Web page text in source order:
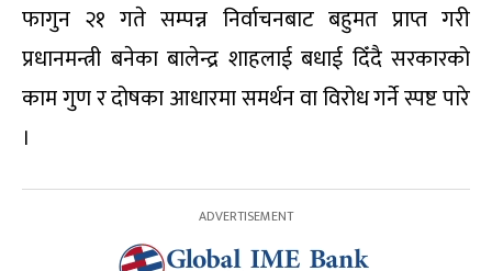
फागुन २१ गते सम्पन्न निर्वाचनबाट बहुमत प्राप्त गरी
प्रधानमन्त्री बनेका बालेन्द्र शाहलाई बधाई दिँदै सरकारको
काम गुण र दोषका आधारमा समर्थन वा विरोध गर्ने स्पष्ट पारे
।